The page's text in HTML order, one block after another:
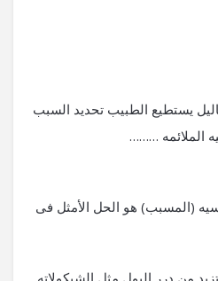
يستطيع الطبيب تحديد السبب
الملائمه ………
(المسبب) هو الحل الأمثل فى
من درر البول مثل الشيكولاته